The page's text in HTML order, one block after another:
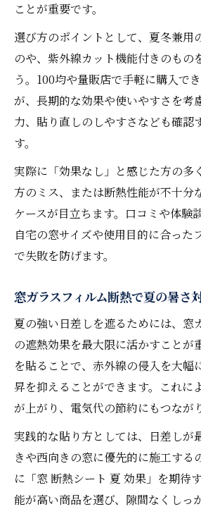
ことが重要です。
選び方のポイントとして、夏冬兼用
のや、紫外線カット機能付きのもの
う。100均や量販店で手軽に購入で
が、長期的な効果や使いやすさを考
力、貼り直しのしやすさなども確認
す。
実際に「効果なし」と感じた方の多
方のミス、または断熱性能が不十分
ケースが目立ちます。口コミや体験
自宅の窓サイズや使用目的に合った
で失敗を防げます。
窓ガラスフィルム断熱で夏の暑さ
夏の強い日差しを遮るためには、窓
の遮熱効果を最大限に活かすことが
を貼ることで、赤外線の侵入を大幅
昇を抑えることができます。これに
が上がり、電気代の節約にもつなが
実践的な貼り方としては、日差しが
きや西向きの窓に優先的に施工する
に「窓 断熱シート 夏 効果」を期待
能が高い商品を選び、隙間なくしっ